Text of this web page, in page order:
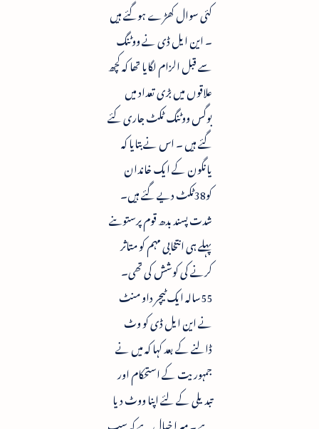
کئی سوال کھڑے ہوگئے ہیں
۔ این ایل ڈی نے ووٹنگ
سے قبل الزام لگایا تھا کہ کچھ
علاقوں میں بڑی تعداد میں
بوگس ووٹنگ ٹکٹ جاری کئے
گئے ہیں ۔ اس نے بتایا کہ
یانگون کے ایک خاندان
کو38ٹکٹ دیے گئے ہیں۔
شدت پسند بدھ قوم پرستوںنے
پہلے ہی انتخابی مہم کو متاثر
کرنے کی کوشش کی تھی۔
55سالہ ایک ٹیچر داو منٹ
نے این ایل ڈی کو وٹ
ڈالنے کے بعد کہا کہ میں نے
جمہوریت کے استحکام اور
تبدیلی کے لئے اپنا ووٹ دیا
ہے ۔ میرا خیال ہے کہ سب